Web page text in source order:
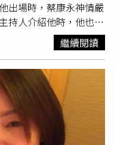
出場時，蔡康永神情嚴
持人介紹他時，他也只
康永開始朗讀吉本芭娜
是紅了眼眶，接著哽咽
而現場觀眾給予蔡康永
永出場時神情嚴肅，臉
）日前蔡康永在得知
想像你，仍然安好的
到沒辦法再這樣想的時
在仍無法平復。
繼續閱讀